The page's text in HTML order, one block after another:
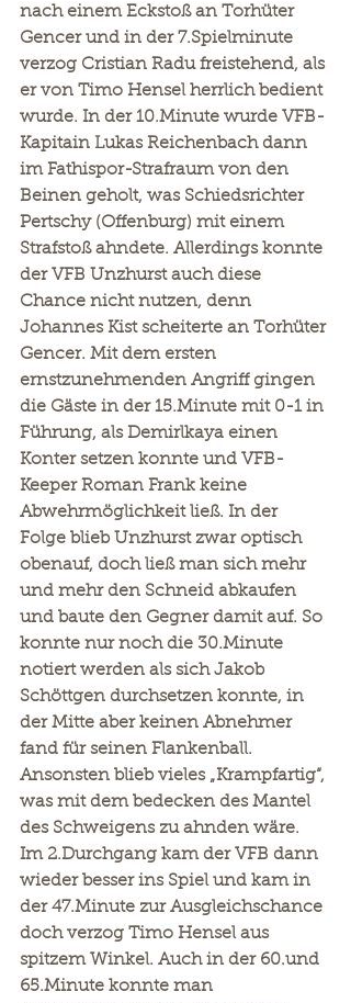
nach einem Eckstoß an Torhüter
Gencer und in der 7.Spielminute
verzog Cristian Radu freistehend, als
er von Timo Hensel herrlich bedient
wurde. In der 10.Minute wurde VFB-
Kapitain Lukas Reichenbach dann
im Fathispor-Strafraum von den
Beinen geholt, was Schiedsrichter
Pertschy (Offenburg) mit einem
Strafstoß ahndete. Allerdings konnte
der VFB Unzhurst auch diese
Chance nicht nutzen, denn
Johannes Kist scheiterte an Torhüter
Gencer. Mit dem ersten
ernstzunehmenden Angriff gingen
die Gäste in der 15.Minute mit 0-1 in
Führung, als Demirlkaya einen
Konter setzen konnte und VFB-
Keeper Roman Frank keine
Abwehrmöglichkeit ließ. In der
Folge blieb Unzhurst zwar optisch
obenauf, doch ließ man sich mehr
und mehr den Schneid abkaufen
und baute den Gegner damit auf. So
konnte nur noch die 30.Minute
notiert werden als sich Jakob
Schöttgen durchsetzen konnte, in
der Mitte aber keinen Abnehmer
fand für seinen Flankenball.
Ansonsten blieb vieles „Krampfartig“,
was mit dem bedecken des Mantel
des Schweigens zu ahnden wäre.
Im 2.Durchgang kam der VFB dann
wieder besser ins Spiel und kam in
der 47.Minute zur Ausgleichschance
doch verzog Timo Hensel aus
spitzem Winkel. Auch in der 60.und
65.Minute konnte man